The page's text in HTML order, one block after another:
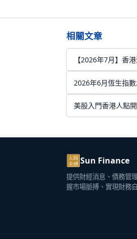
相關文章
【2026年7月】香
2026年6月恆生指
美股入門香港人點
Sun Finance
提供財經消息、債務管
握市場脈搏、實現財務